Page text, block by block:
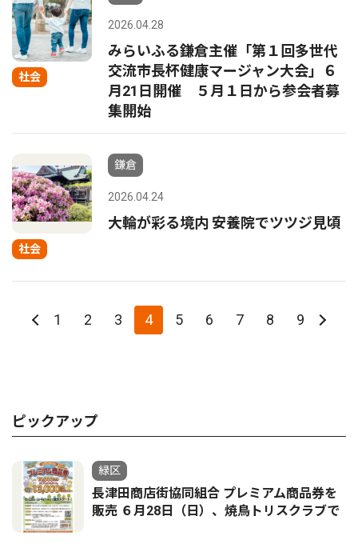
社会
2026.04.28
みらいふる鎌倉主催「第１回多世代
交流市長杯健康マージャン大会」６
月21日開催 ５月１日から参会者募
集開始
社会
鎌倉
2026.04.24
大輪が彩る境内 安養院でツツジ見頃
1 2 3 4 5 6 7 8 9
ピックアップ
緑区
長津田商店街協同組合 プレミアム商品券を
販売 ６月28日（日）、焼鳥トリスクラブで